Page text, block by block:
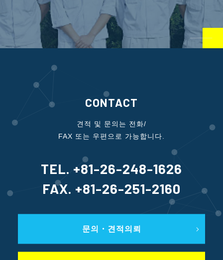
CONTACT
견적 및 문의는 전화/
FAX 또는 우편으로 가능합니다.
TEL. +81-26-248-1626
FAX. +81-26-251-2160
문의・견적의뢰